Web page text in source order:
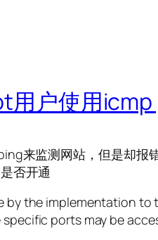
用户使用icmp
来监测网站，但是却报
否开通
by the implementation
ports may be